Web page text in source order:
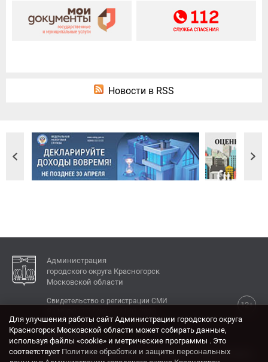
Новости в RSS
Администрация
городского округа Красногорск
Московской области
12+
Свидетельство о регистрации СМИ
КОНТАКТЫ
Адрес: 143404, Московская область, г. Красногорск,
Для улучшения работы сайт Администрации городского округа
Красногорск Московской области может собирать данные,
используя файлы «cookie» и метрические программы . Это
соответствует Политике обработки и защиты персональных